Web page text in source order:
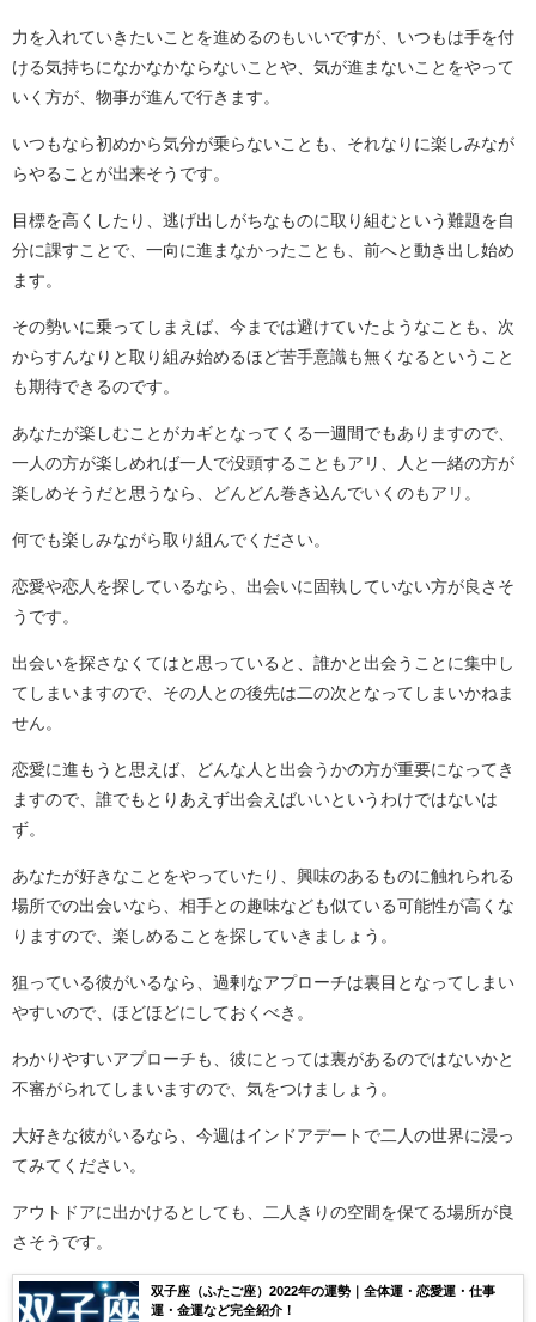
力を入れていきたいことを進めるのもいいですが、いつもは手を付
ける気持ちになかなかならないことや、気が進まないことをやって
いく方が、物事が進んで行きます。
いつもなら初めから気分が乗らないことも、それなりに楽しみなが
らやることが出来そうです。
目標を高くしたり、逃げ出しがちなものに取り組むという難題を自
分に課すことで、一向に進まなかったことも、前へと動き出し始め
ます。
その勢いに乗ってしまえば、今までは避けていたようなことも、次
からすんなりと取り組み始めるほど苦手意識も無くなるということ
も期待できるのです。
あなたが楽しむことがカギとなってくる一週間でもありますので、
一人の方が楽しめれば一人で没頭することもアリ、人と一緒の方が
楽しめそうだと思うなら、どんどん巻き込んでいくのもアリ。
何でも楽しみながら取り組んでください。
恋愛や恋人を探しているなら、出会いに固執していない方が良さそ
うです。
出会いを探さなくてはと思っていると、誰かと出会うことに集中し
てしまいますので、その人との後先は二の次となってしまいかねま
せん。
恋愛に進もうと思えば、どんな人と出会うかの方が重要になってき
ますので、誰でもとりあえず出会えばいいというわけではないは
ず。
あなたが好きなことをやっていたり、興味のあるものに触れられる
場所での出会いなら、相手との趣味なども似ている可能性が高くな
りますので、楽しめることを探していきましょう。
狙っている彼がいるなら、過剰なアプローチは裏目となってしまい
やすいので、ほどほどにしておくべき。
わかりやすいアプローチも、彼にとっては裏があるのではないかと
不審がられてしまいますので、気をつけましょう。
大好きな彼がいるなら、今週はインドアデートで二人の世界に浸っ
てみてください。
アウトドアに出かけるとしても、二人きりの空間を保てる場所が良
さそうです。
双子座（ふたご座）2022年の運勢｜全体運・恋愛運・仕事
運・金運など完全紹介！